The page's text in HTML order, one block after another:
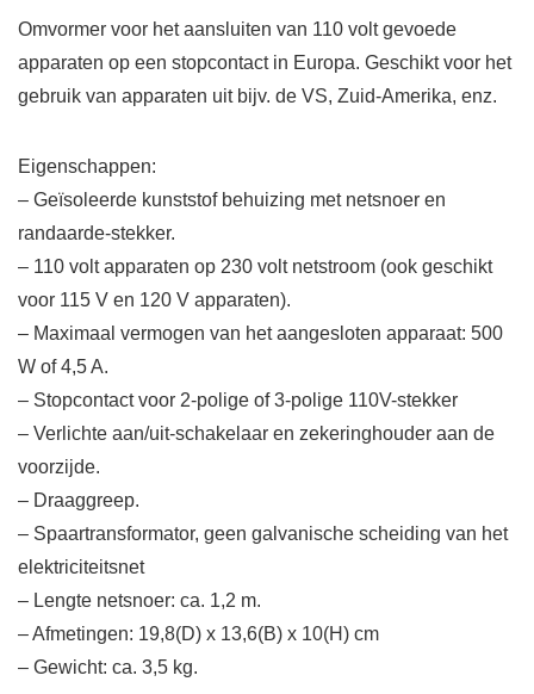
Omvormer voor het aansluiten van 110 volt gevoede
apparaten op een stopcontact in Europa. Geschikt voor het
gebruik van apparaten uit bijv. de VS, Zuid-Amerika, enz.
Eigenschappen:
– Geïsoleerde kunststof behuizing met netsnoer en
randaarde-stekker.
– 110 volt apparaten op 230 volt netstroom (ook geschikt
voor 115 V en 120 V apparaten).
– Maximaal vermogen van het aangesloten apparaat: 500
W of 4,5 A.
– Stopcontact voor 2-polige of 3-polige 110V-stekker
– Verlichte aan/uit-schakelaar en zekeringhouder aan de
voorzijde.
– Draaggreep.
– Spaartransformator, geen galvanische scheiding van het
elektriciteitsnet
– Lengte netsnoer: ca. 1,2 m.
– Afmetingen: 19,8(D) x 13,6(B) x 10(H) cm
– Gewicht: ca. 3,5 kg.